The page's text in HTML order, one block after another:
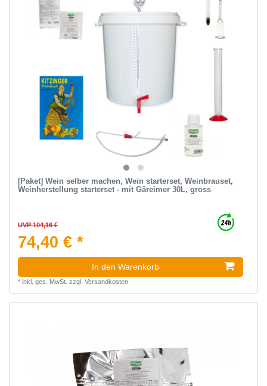
[Paket] Wein selber machen, Wein starterset, Weinbrauset,
Weinherstellung starterset - mit Gäreimer 30L, gross
UVP 104,16 €
74,40 € *
In den Warenkorb
* inkl. ges. MwSt. zzgl. Versandkosten